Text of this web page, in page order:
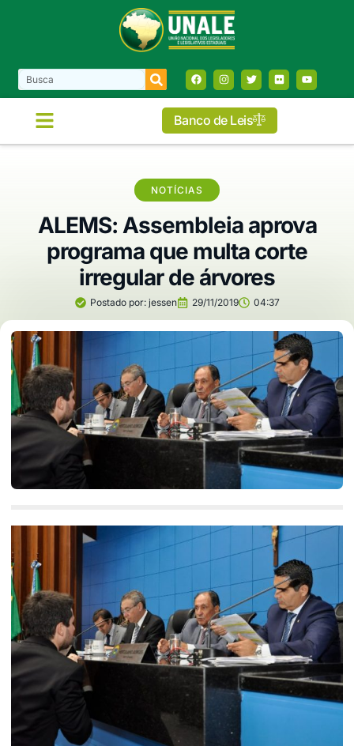
Banco de Leis
NOTÍCIAS
ALEMS: Assembleia aprova
programa que multa corte
irregular de árvores
Postado por:jessen 29/11/2019 04:37